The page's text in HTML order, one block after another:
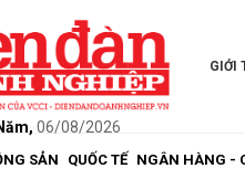
06/08/2026
GIỚI
SẢN QUỐC TẾ NGÂN HÀNG -